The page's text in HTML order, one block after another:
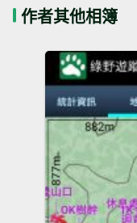
作者其他相簿